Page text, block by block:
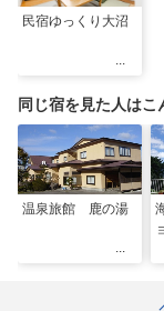
民宿ゆっくり大沼
同じ宿を見た人は
温泉旅館 鹿の湯